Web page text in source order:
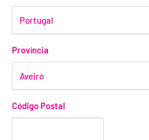
Província
Código Postal